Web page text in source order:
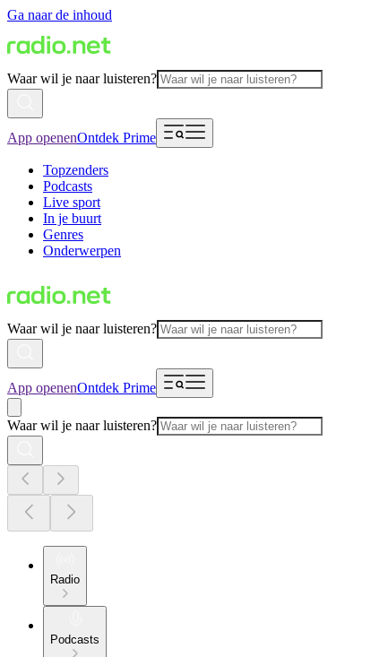
Ga naar de inhoud
Waar wil je naar luisteren?
App openenOntdek Prime
Topzenders
Podcasts
Live sport
In je buurt
Genres
Onderwerpen
Waar wil je naar luisteren?
App openenOntdek Prime
Waar wil je naar luisteren?
Radio
Podcasts